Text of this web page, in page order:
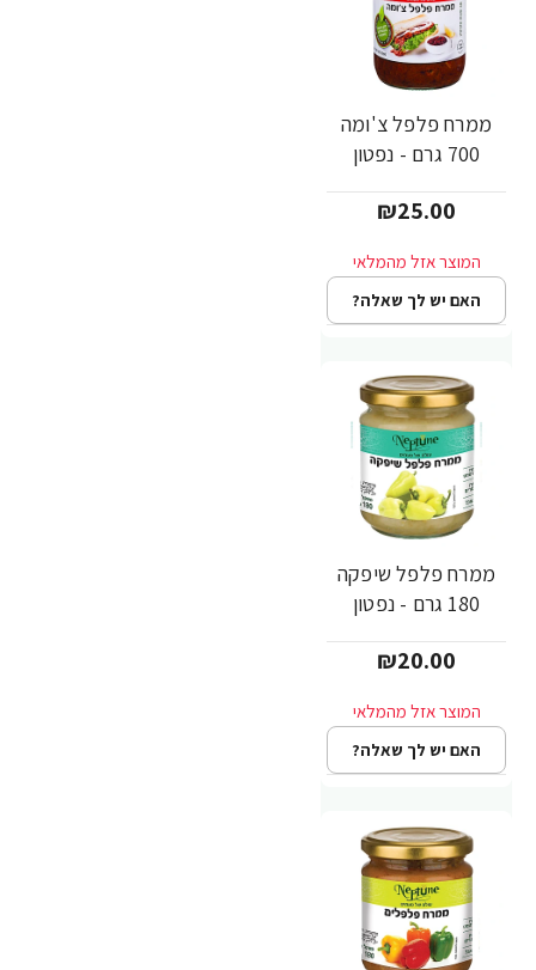
ממרח פלפל צ'ומה
700 גרם - נפטון
₪25.00
האם יש לך שאלה?
ממרח פלפל שיפקה
180 גרם - נפטון
₪20.00
האם יש לך שאלה?